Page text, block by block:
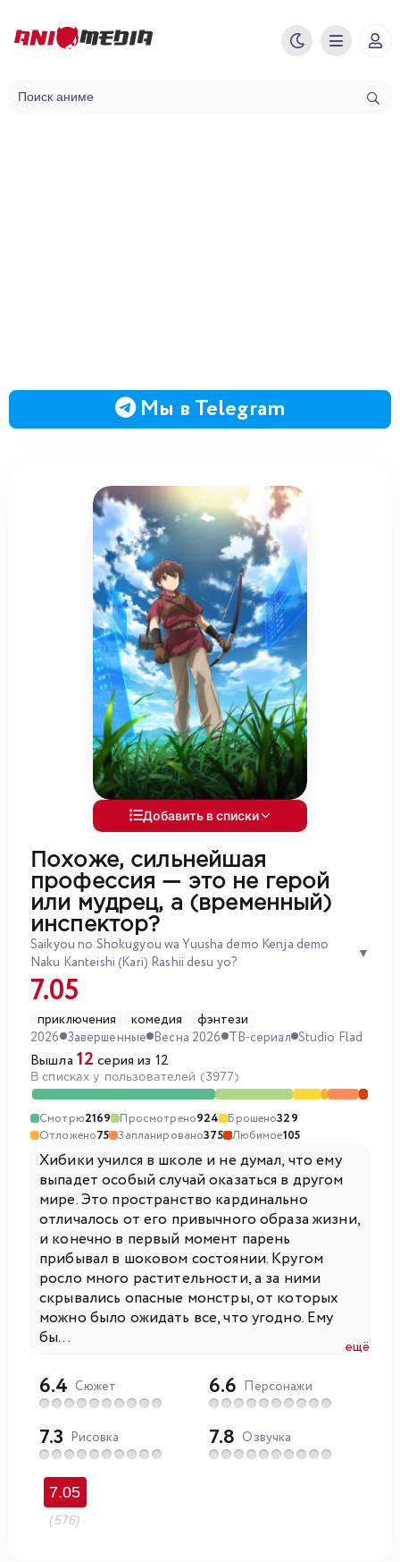
Мы в Telegram
Добавить в списки
Похоже, сильнейшая
профессия — это не герой
или мудрец, а (временный)
инспектор?
Saikyou no Shokugyou wa Yuusha demo Kenja demo
Naku Kanteishi (Kari) Rashii desu yo?
▼
7.05
приключения комедия
фэнтези
2026 Завершенные Весна 2026 ТВ-сериал Studio Flad
Вышла 12 серия из 12
В списках у пользователей (3977)
Смотрю2169 Просмотрено924 Брошено329
Отложено75 Запланировано375 Любимое105
Хибики учился в школе и не думал, что ему
выпадет особый случай оказаться в другом
мире. Это пространство кардинально
отличалось от его привычного образа жизни,
и конечно в первый момент парень
прибывал в шоковом состоянии. Кругом
росло много растительности, а за ними
скрывались опасные монстры, от которых
можно было ожидать все, что угодно. Ему
бы...
ещё
6.4 Сюжет 6.6 Персонажи
7.3 Рисовка 7.8 Озвучка
7.05
(576)